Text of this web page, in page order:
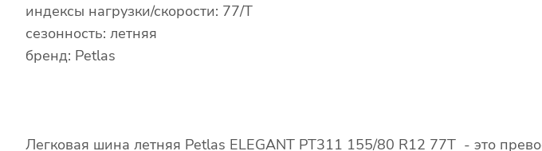
индексы нагрузки/скорости: 77/T
сезонность: летняя
бренд: Petlas
Легковая шина летняя Petlas ELEGANT PT311 155/80 R12 77T - это